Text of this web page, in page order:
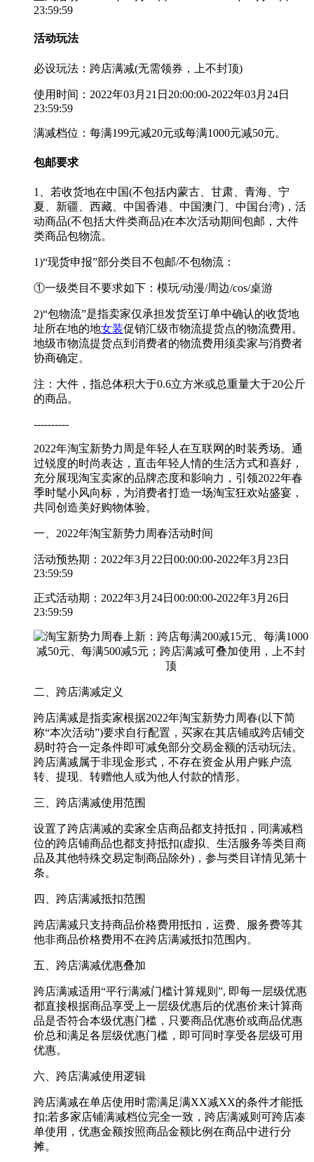
23:59:59
活动玩法
必设玩法：跨店满减(无需领券，上不封顶)
使用时间：2022年03月21日20:00:00-2022年03月24日
23:59:59
满减档位：每满199元减20元或每满1000元减50元。
包邮要求
1、若收货地在中国(不包括内蒙古、甘肃、青海、宁
夏、新疆、西藏、中国香港、中国澳门、中国台湾)，活
动商品(不包括大件类商品)在本次活动期间包邮，大件
类商品包物流。
1)“现货申报”部分类目不包邮/不包物流：
①一级类目不要求如下：模玩/动漫/周边/cos/桌游
2)“包物流”是指卖家仅承担发货至订单中确认的收货地
址所在地的地女装促销汇级市物流提货点的物流费用。
地级市物流提货点到消费者的物流费用须卖家与消费者
协商确定。
注：大件，指总体积大于0.6立方米或总重量大于20公斤
的商品。
----------
2022年淘宝新势力周是年轻人在互联网的时装秀场。通
过锐度的时尚表达，直击年轻人情的生活方式和喜好，
充分展现淘宝卖家的品牌态度和影响力，引领2022年春
季时髦小风向标，为消费者打造一场淘宝狂欢站盛宴，
共同创造美好购物体验。
一、2022年淘宝新势力周春活动时间
活动预热期：2022年3月22日00:00:00-2022年3月23日
23:59:59
正式活动期：2022年3月24日00:00:00-2022年3月26日
23:59:59
二、跨店满减定义
跨店满减是指卖家根据2022年淘宝新势力周春(以下简
称“本次活动”)要求自行配置，买家在其店铺或跨店铺交
易时符合一定条件即可减免部分交易金额的活动玩法。
跨店满减属于非现金形式，不存在资金从用户账户流
转、提现、转赠他人或为他人付款的情形。
三、跨店满减使用范围
设置了跨店满减的卖家全店商品都支持抵扣，同满减档
位的跨店铺商品也都支持抵扣(虚拟、生活服务等类目商
品及其他特殊交易定制商品除外)，参与类目详情见第十
条。
四、跨店满减抵扣范围
跨店满减只支持商品价格费用抵扣，运费、服务费等其
他非商品价格费用不在跨店满减抵扣范围内。
五、跨店满减优惠叠加
跨店满减适用“平行满减门槛计算规则”, 即每一层级优惠
都直接根据商品享受上一层级优惠后的优惠价来计算商
品是否符合本级优惠门槛，只要商品优惠价或商品优惠
价总和满足各层级优惠门槛，即可同时享受各层级可用
优惠。
六、跨店满减使用逻辑
跨店满减在单店使用时需满足满XX减XX的条件才能抵
扣;若多家店铺满减档位完全一致，跨店满减则可跨店凑
单使用，优惠金额按照商品金额比例在商品中进行分
摊。